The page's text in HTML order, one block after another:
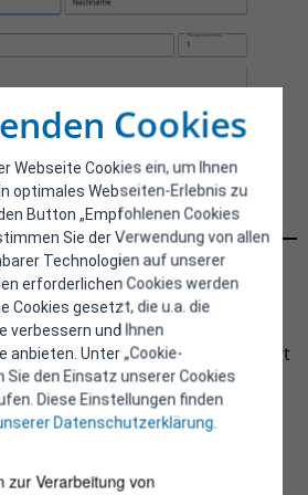
Cookies
Webseite Cookies ein, um Ihnen
optimales Webseiten-Erlebnis zu
Button „Empfohlenen Cookies
Sie der Verwendung von allen
Technologien auf unserer
erforderlichen Cookies werden
Cookies gesetzt, die u.a. die
verbessern und Ihnen
anbieten. Unter „Cookie-
Sie den Einsatz unserer Cookies
Diese Einstellungen finden
Datenschutzerklärung
zur Verarbeitung von
von
die Beratungsstellen hinzugefügt